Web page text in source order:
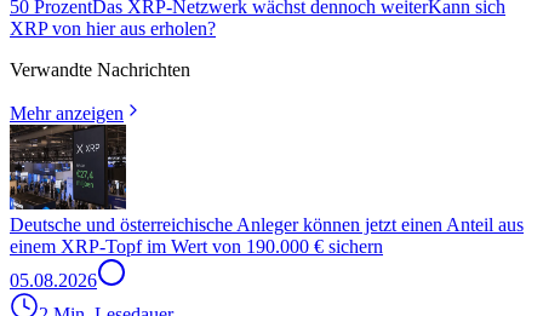
50 ProzentDas XRP-Netzwerk wächst dennoch weiterKann sich
XRP von hier aus erholen?
Verwandte Nachrichten
Mehr anzeigen
Deutsche und österreichische Anleger können jetzt einen Anteil aus
einem XRP-Topf im Wert von 190.000 € sichern
05.08.2026